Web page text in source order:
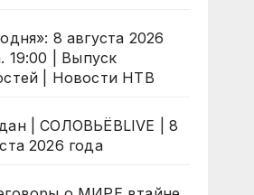
8 августа 2026
19:00 | Выпуск
| Новости НТВ
| СОЛОВЬЁВLIVE | 8
2026 года